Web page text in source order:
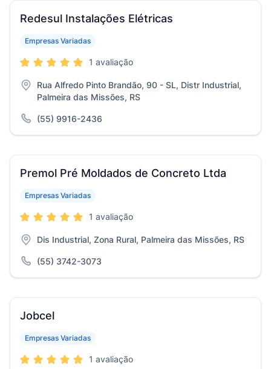
Redesul Instalações Elétricas
Empresas Variadas
1 avaliação
Rua Alfredo Pinto Brandão, 90 - SL, Distr Industrial,
Palmeira das Missões, RS
(55) 9916-2436
Premol Pré Moldados de Concreto Ltda
Empresas Variadas
1 avaliação
Dis Industrial, Zona Rural, Palmeira das Missões, RS
(55) 3742-3073
Jobcel
Empresas Variadas
1 avaliação